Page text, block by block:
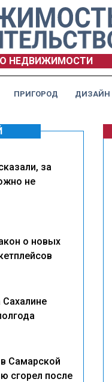
НЕДВИЖИМОСТИ
ПРИГОРОД ДИЗАЙН
за
не
о новых
Самарской
сгорел после